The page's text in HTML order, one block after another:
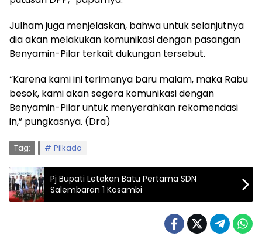
Julham juga menjelaskan, bahwa untuk selanjutnya
dia akan melakukan komunikasi dengan pasangan
Benyamin-Pilar terkait dukungan tersebut.
“Karena kami ini terimanya baru malam, maka Rabu
besok, kami akan segera komunikasi dengan
Benyamin-Pilar untuk menyerahkan rekomendasi
in,” pungkasnya. (Dra)
Tag: Pilkada
Pj Bupati Letakan Batu Pertama SDN
Salembaran 1 Kosambi